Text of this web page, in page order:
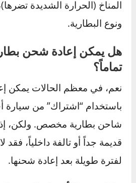
الكاملة لتكون المتحكم في
الكهربائي. لقد تعلمت كيف
وكيف تقرأ العلامات، وكيف
لتشخيص المشكلة بنفسك.
لا تنتظر حتى تجد نفسك
ومكلف. استثمر بضع دقائق
نهاية الأسبوع القادمة. افتح
نظرة فاحصة، وإذا كان لديك